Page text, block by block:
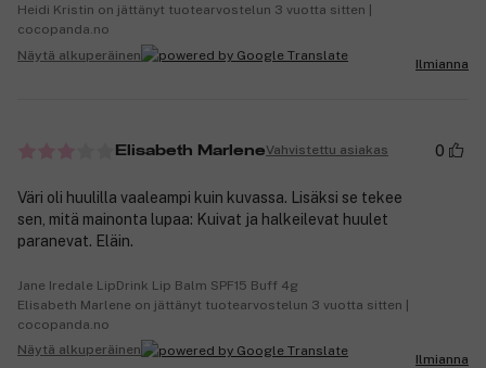
Heidi Kristin on jättänyt tuotearvostelun 3 vuotta sitten |
cocopanda.no
Näytä alkuperäinen
Ilmianna
Elisabeth MarleneVahvistettu asiakas 0
Väri oli huulilla vaaleampi kuin kuvassa. Lisäksi se tekee
sen, mitä mainonta lupaa: Kuivat ja halkeilevat huulet
paranevat. Eläin.
Jane Iredale LipDrink Lip Balm SPF15 Buff 4g
Elisabeth Marlene on jättänyt tuotearvostelun 3 vuotta sitten |
cocopanda.no
Näytä alkuperäinen
Ilmianna